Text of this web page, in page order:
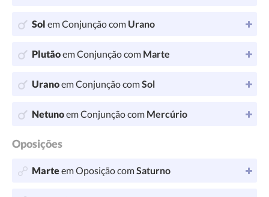
Sol em Conjunção com Urano
Plutãoem Conjunção com Marte
Uranoem Conjunção comSol
Netunoem Conjunção com Mercúrio
Oposições
Marteem Oposição comSaturno